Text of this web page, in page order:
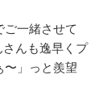
ご一緒させて
んも逸早くプ
〜」っと羨望